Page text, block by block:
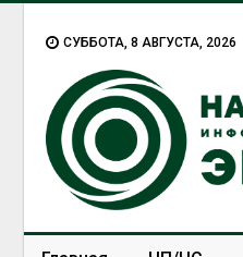
СУББОТА, 8 АВГУСТА, 2026